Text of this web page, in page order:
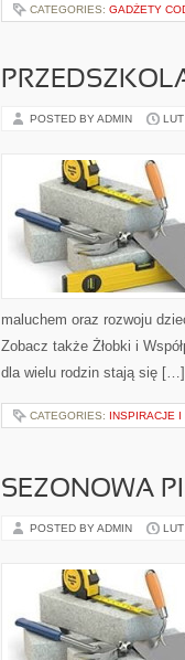
CATEGORIES: GADŻETY
POSTED BY ADMIN
maluchem oraz rozwoju
Zobacz także Żłobki i
dla wielu rodzin stają się […]
CATEGORIES: INSPIRACJE I
SEZONOWA
POSTED BY ADMIN